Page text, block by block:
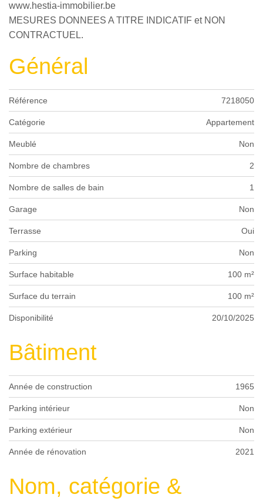
www.hestia-immobilier.be
MESURES DONNEES A TITRE INDICATIF et NON
CONTRACTUEL.
Général
Référence 7218050
Catégorie Appartement
Meublé Non
Nombre de chambres 2
Nombre de salles de bain 1
Garage Non
Terrasse Oui
Parking Non
Surface habitable 100 m²
Surface du terrain 100 m²
Disponibilité 20/10/2025
Bâtiment
Année de construction 1965
Parking intérieur Non
Parking extérieur Non
Année de rénovation 2021
Nom, catégorie &